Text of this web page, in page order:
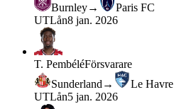
Burnley→
Paris FC
UTLån8 jan. 2026
T. PembéléFörsvarare
Sunderland →
Le Havre
UTLån5 jan. 2026